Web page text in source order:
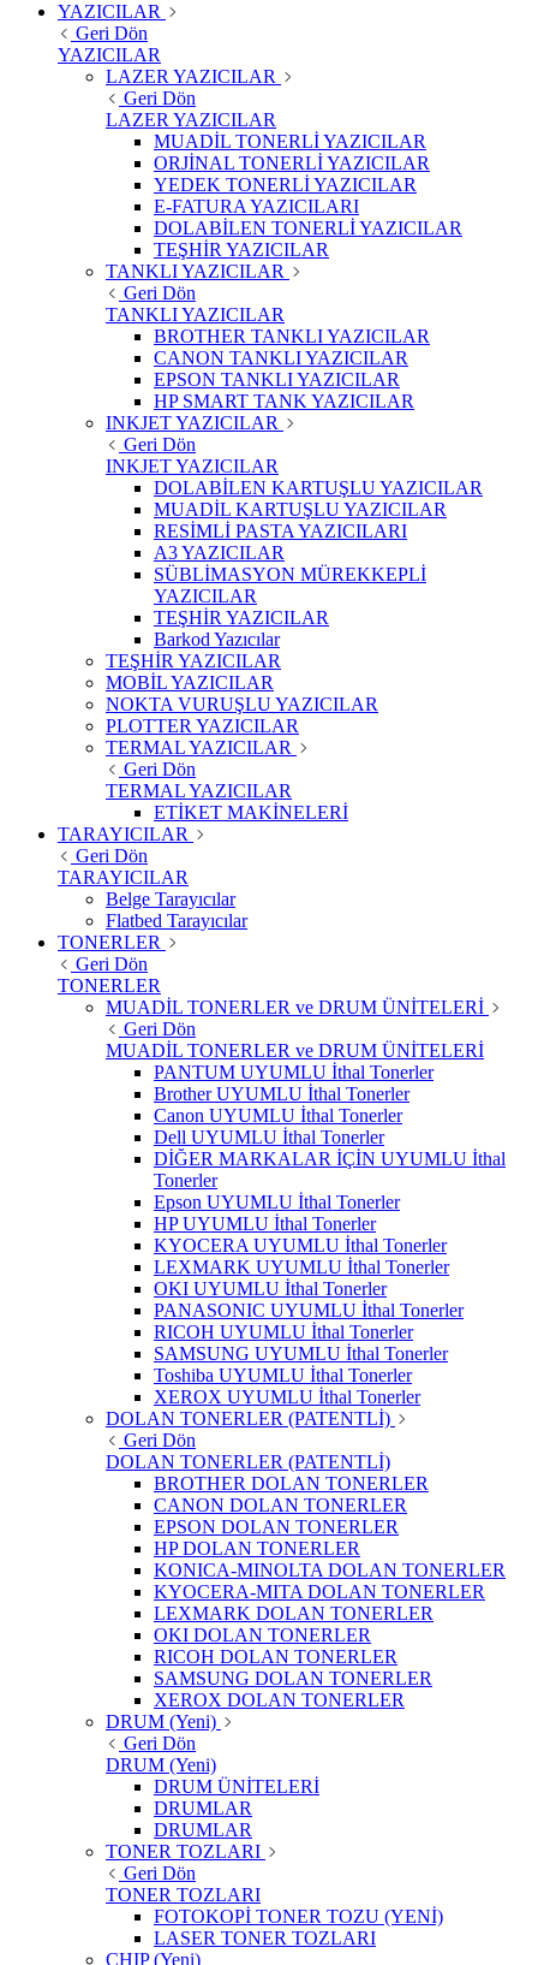
YAZICILAR
Geri Dön
YAZICILAR
LAZER YAZICILAR
Geri Dön
LAZER YAZICILAR
MUADİL TONERLİ YAZICILAR
ORJİNAL TONERLİ YAZICILAR
YEDEK TONERLİ YAZICILAR
E-FATURA YAZICILARI
DOLABİLEN TONERLİ YAZICILAR
TEŞHİR YAZICILAR
TANKLI YAZICILAR
Geri Dön
TANKLI YAZICILAR
BROTHER TANKLI YAZICILAR
CANON TANKLI YAZICILAR
EPSON TANKLI YAZICILAR
HP SMART TANK YAZICILAR
INKJET YAZICILAR
Geri Dön
INKJET YAZICILAR
DOLABİLEN KARTUŞLU YAZICILAR
MUADİL KARTUŞLU YAZICILAR
RESİMLİ PASTA YAZICILARI
A3 YAZICILAR
SÜBLİMASYON MÜREKKEPLİ
YAZICILAR
TEŞHİR YAZICILAR
Barkod Yazıcılar
TEŞHİR YAZICILAR
MOBİL YAZICILAR
NOKTA VURUŞLU YAZICILAR
PLOTTER YAZICILAR
TERMAL YAZICILAR
Geri Dön
TERMAL YAZICILAR
ETİKET MAKİNELERİ
TARAYICILAR
Geri Dön
TARAYICILAR
Belge Tarayıcılar
Flatbed Tarayıcılar
TONERLER
Geri Dön
TONERLER
MUADİL TONERLER ve DRUM ÜNİTELERİ
Geri Dön
MUADİL TONERLER ve DRUM ÜNİTELERİ
PANTUM UYUMLU İthal Tonerler
Brother UYUMLU İthal Tonerler
Canon UYUMLU İthal Tonerler
Dell UYUMLU İthal Tonerler
DİĞER MARKALAR İÇİN UYUMLU İthal
Tonerler
Epson UYUMLU İthal Tonerler
HP UYUMLU İthal Tonerler
KYOCERA UYUMLU İthal Tonerler
LEXMARK UYUMLU İthal Tonerler
OKI UYUMLU İthal Tonerler
PANASONIC UYUMLU İthal Tonerler
RICOH UYUMLU İthal Tonerler
SAMSUNG UYUMLU İthal Tonerler
Toshiba UYUMLU İthal Tonerler
XEROX UYUMLU İthal Tonerler
DOLAN TONERLER (PATENTLİ)
Geri Dön
DOLAN TONERLER (PATENTLİ)
BROTHER DOLAN TONERLER
CANON DOLAN TONERLER
EPSON DOLAN TONERLER
HP DOLAN TONERLER
KONICA-MINOLTA DOLAN TONERLER
KYOCERA-MITA DOLAN TONERLER
LEXMARK DOLAN TONERLER
OKI DOLAN TONERLER
RICOH DOLAN TONERLER
SAMSUNG DOLAN TONERLER
XEROX DOLAN TONERLER
DRUM (Yeni)
Geri Dön
DRUM (Yeni)
DRUM ÜNİTELERİ
DRUMLAR
DRUMLAR
TONER TOZLARI
Geri Dön
TONER TOZLARI
FOTOKOPİ TONER TOZU (YENİ)
LASER TONER TOZLARI
CHIP (Yeni)